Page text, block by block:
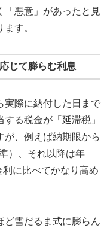
「悪意」があったと見
す。
じて膨らむ利息
実際に納付した日まで
る税金が「延滞税」
が、例えば納期限から
）、それ以降は年
に比べてかなり高め
ど雪だるま式に膨らん